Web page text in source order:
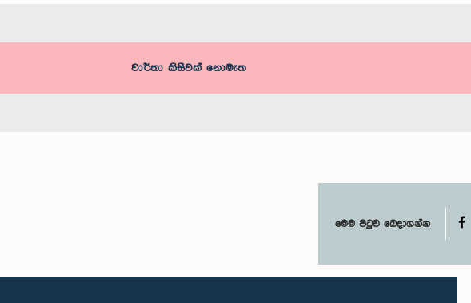
වාර්තා කිසිවක් නොමැත
මෙම පිටුව බෙදාගන්න